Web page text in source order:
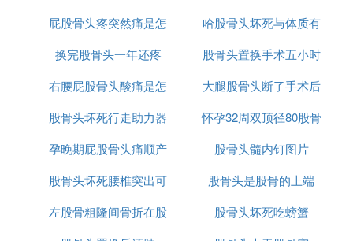
药
头疼怎么回事
屁股骨头疼突然痛是怎
么回事啊
哈股骨头坏死与体质有
关系吗
换完股骨头一年还疼
股骨头置换手术五小时
右腰屁股骨头酸痛是怎
么回事啊
大腿股骨头断了手术后
股骨头坏死行走助力器
怀孕32周双顶径80股骨
头59
孕晚期屁股骨头痛顺产
会不会加重
股骨头髓内钉图片
股骨头坏死腰椎突出可
以喝啤酒吗
股骨头是股骨的上端
左股骨粗隆间骨折在股
股骨头坏死吃螃蟹